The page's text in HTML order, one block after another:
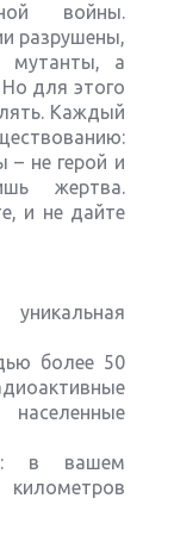
войны.
разрушены,
мутанты, а
для этого
Каждый
– не герой и
жертва.
и не дайте
более 50
в вашем